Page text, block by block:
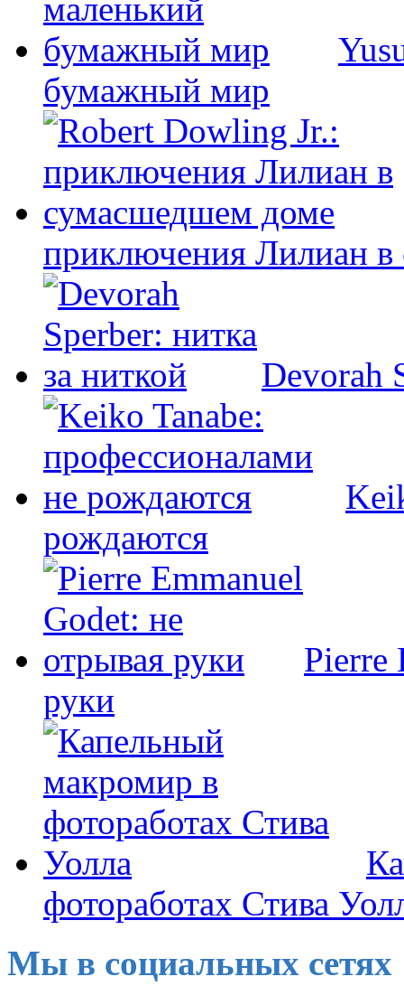
бумажный мир
приключения Лилиан
Devorah
рождаются
Pierre
руки
фотоработах Стива
Мы в социальных сетях